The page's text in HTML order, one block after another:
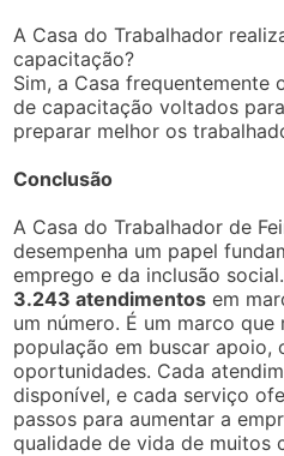
A Casa do Trabalhador
capacitação?
Sim, a Casa frequentemente
de capacitação voltados
preparar melhor os
Conclusão
A Casa do Trabalhador de
desempenha um papel
emprego e da inclusão
3.243 atendimentos em
um número. É um marco
população em buscar apoio,
oportunidades. Cada
disponível, e cada serviço
passos para aumentar a
qualidade de vida de muitos